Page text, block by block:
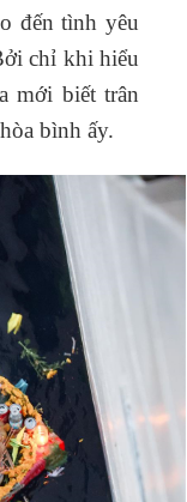
đến tình yêu
chỉ khi hiểu
mới biết trân
bình ấy.